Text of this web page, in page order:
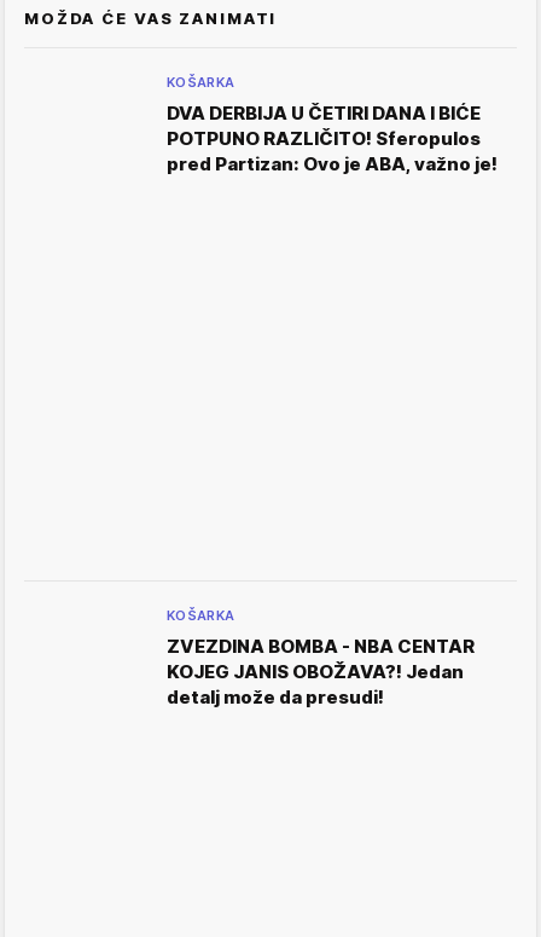
MOŽDA ĆE VAS ZANIMATI
KOŠARKA
DVA DERBIJA U ČETIRI DANA I BIĆE
POTPUNO RAZLIČITO! Sferopulos
pred Partizan: Ovo je ABA, važno je!
KOŠARKA
ZVEZDINA BOMBA - NBA CENTAR
KOJEG JANIS OBOŽAVA?! Jedan
detalj može da presudi!